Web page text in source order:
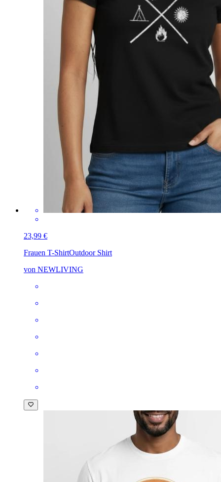
23,99 €
Frauen T-ShirtOutdoor Shirt
von NEWLIVING